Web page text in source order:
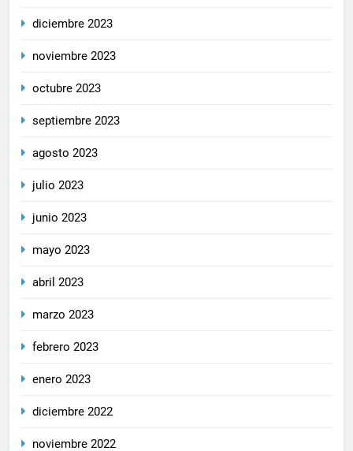
diciembre 2023
noviembre 2023
octubre 2023
septiembre 2023
agosto 2023
julio 2023
junio 2023
mayo 2023
abril 2023
marzo 2023
febrero 2023
enero 2023
diciembre 2022
noviembre 2022